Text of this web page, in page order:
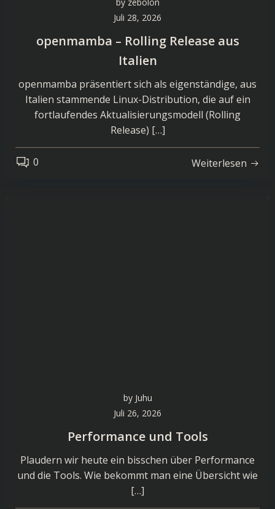
Juli 28, 2026
openmamba – Rolling Release aus
Italien
openmamba präsentiert sich als eigenständige, aus
Italien stammende Linux-Distribution, die auf ein
fortlaufendes Aktualisierungsmodell (Rolling
Release) […]
0 Weiterlesen
by Juhu
Juli 26, 2026
Performance und Tools
Plaudern wir heute ein bisschen über Performance
und die Tools. Wie bekommt man eine Übersicht wie
[…]